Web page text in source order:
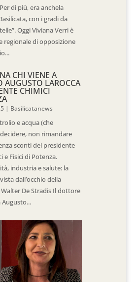
di più, era anchela
con i gradi da
Oggi Viviana Verri è
regionale di opposizione
CHI VIENE A
AUGUSTO LAROCCA
CHIMICI
| Basilicatanews
e acqua (che
non rimandare
sconti del presidente
e Fisici di Potenza.
industria e salute: la
dall’occhio della
Walter De Stradis Il dottore
Augusto...